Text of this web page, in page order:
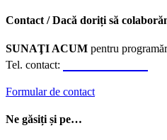
Contact / Dacă doriți să
SUNAŢI ACUM pentru
Tel. contact:
Formular de contact
Ne găsiți și pe…